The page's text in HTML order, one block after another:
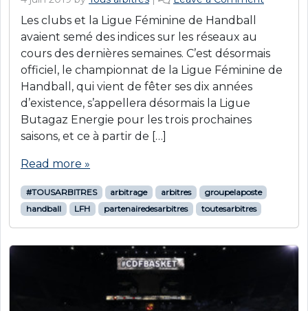
Les clubs et la Ligue Féminine de Handball
avaient semé des indices sur les réseaux au
cours des dernières semaines. C’est désormais
officiel, le championnat de la Ligue Féminine de
Handball, qui vient de fêter ses dix années
d’existence, s’appellera désormais la Ligue
Butagaz Energie pour les trois prochaines
saisons, et ce à partir de […]
Read more »
#TOUSARBITRES arbitrage arbitres
groupelaposte
handball
LFH partenairedesarbitres toutesarbitres